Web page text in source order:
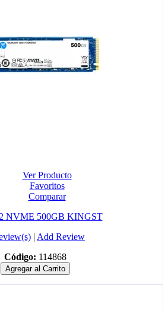
Ver Producto
Favoritos
Comparar
NVME 500GB KINGST
| Add Review
Código: 114868
Agregar al Carrito